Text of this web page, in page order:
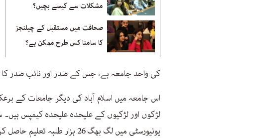
مشکلات سے کیسے بچیں؟
صحافت میں مستقبل کے چیلنجز
کا سامنا کس طرح ممکن ہے؟
کی واحد جامعہ ہے، جس کے صدر اور نائب صدر کا
اس جامعہ میں اسلام آباد کی دیگر جامعات کے
لڑکوں اور لڑکیوں کے علیحدہ علیحدہ کیمپس